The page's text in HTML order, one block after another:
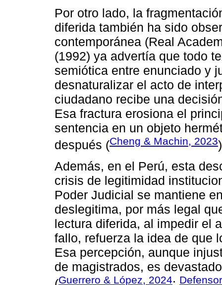
Por otro lado, la
diferida también ha sido
contemporánea (Real
(1992) ya advertía que todo
semiótica entre enunciado y
desnaturalizar el acto de
ciudadano recibe una
Esa fractura erosiona el
sentencia en un objeto
después (Cheng & Machin, 2023
Además, en el Perú, esta
crisis de legitimidad
Poder Judicial se mantiene
deslegitima, por más legal
lectura diferida, al impedir el
fallo, refuerza la idea de que
Esa percepción, aunque
de magistrados, es
Guerrero & López, 2024